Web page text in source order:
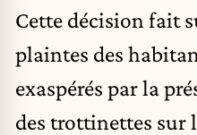
Cette décision fait
plaintes des
exaspérés par la
des trottinettes sur